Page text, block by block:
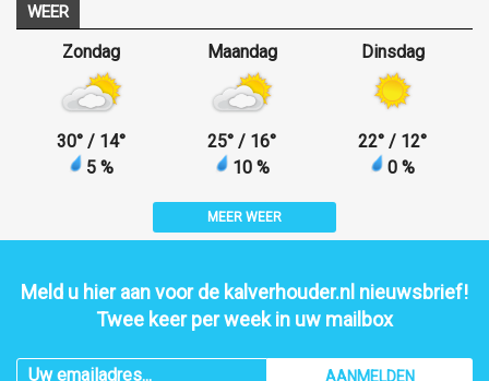
WEER
Zondag
30° / 14°
5 %
Maandag
25° / 16°
10 %
Dinsdag
22° / 12°
0 %
MEER WEER
Meld u hier aan voor de kalverhouder.nl nieuwsbrief!
Twee keer per week in uw mailbox
AANMELDEN